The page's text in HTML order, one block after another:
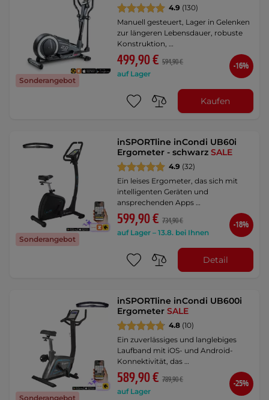
Sonderangebot
4.9 (130)
Manuell gesteuert, Lager in Gelenken
zur längeren Lebensdauer, robuste
Konstruktion, …
499,90 € 594,90 €
auf Lager
-16%
Kaufen
Sonderangebot
inSPORTline inCondi UB60i
Ergometer - schwarzSALE
4.9 (32)
Ein leises Ergometer, das sich mit
intelligenten Geräten und
ansprechenden Apps …
599,90 € 734,90 €
auf Lager – 13.8. bei Ihnen
-18%
Detail
Sonderangebot
inSPORTline inCondi UB600i
ErgometerSALE
4.8 (10)
Ein zuverlässiges und langlebiges
Laufband mit iOS- und Android-
Konnektivität, das …
589,90 € 789,90 €
auf Lager
-25%